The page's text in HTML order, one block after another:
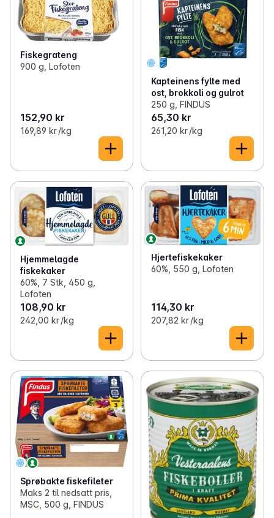
Fiskegrateng
900 g, Lofoten
152,90 kr
169,89 kr /kg
Kapteinens fylte med
ost, brokkoli og gulrot
250 g, FINDUS
65,30 kr
261,20 kr /kg
Hjemmelagde
fiskekaker
60%, 7 Stk, 450 g,
Lofoten
108,90 kr
242,00 kr /kg
Hjertefiskekaker
60%, 550 g, Lofoten
114,30 kr
207,82 kr /kg
Sprøbakte fiskefileter
Maks 2 til nedsatt pris,
MSC, 500 g, FINDUS